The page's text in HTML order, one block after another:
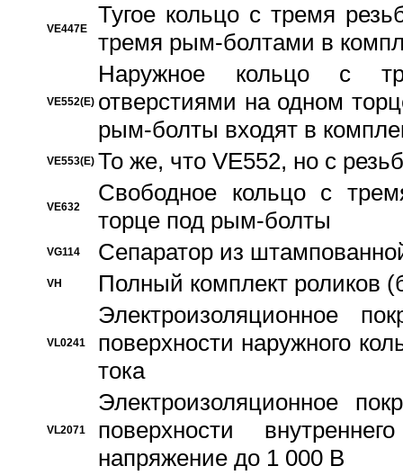
VE447E
Тугое кольцо с тремя
тремя рым-болтами в
VE552(E)
Наружное кольцо с
отверстиями на одном
рым-болты входят в
VE553(E) То же, что VE552, но с
VE632
Свободное кольцо с
торце под рым-болты
VG114 Сепаратор из
VH Полный комплект роликов
VL0241
Электроизоляционное
поверхности наружного
тока
VL2071
Электроизоляционное
поверхности
напряжение до 1 000 В